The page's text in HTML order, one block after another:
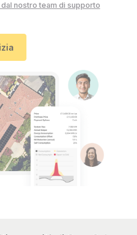
nostro team di supporto